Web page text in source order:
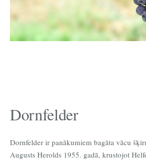
Dornfelder
Dornfelder ir panākumiem bagāta vācu
Augusts Herolds 1955. gadā, krustojot